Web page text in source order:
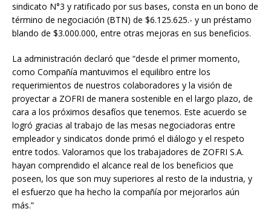
sindicato N°3 y ratificado por sus bases, consta en un bono de
término de negociación (BTN) de $6.125.625.- y un préstamo
blando de $3.000.000, entre otras mejoras en sus beneficios.
La administración declaró que “desde el primer momento,
como Compañía mantuvimos el equilibro entre los
requerimientos de nuestros colaboradores y la visión de
proyectar a ZOFRI de manera sostenible en el largo plazo, de
cara a los próximos desafíos que tenemos. Este acuerdo se
logró gracias al trabajo de las mesas negociadoras entre
empleador y sindicatos donde primó el diálogo y el respeto
entre todos. Valoramos que los trabajadores de ZOFRI S.A.
hayan comprendido el alcance real de los beneficios que
poseen, los que son muy superiores al resto de la industria, y
el esfuerzo que ha hecho la compañía por mejorarlos aún
más.”